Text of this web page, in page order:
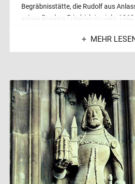
Begräbnisstätte, die Rudolf aus
seines Bruders Friedrich im Jahr
festsetzte, dereinst sein Begräbnis
einer bereits bestehenden
in Verbindung mit dem
Verehrung bis ins Kleinste. Er ordnet
man gewöhnlich „zu allen tagzeiten
alter zwu, und auf der Herczogen
von ihm gestiftete Kollegiatkapitel
täglich ein feierliches „ampt“ auf
unser vrowen altar, der do stet auff
So sorgte der Herzog bereits zu
MEHR